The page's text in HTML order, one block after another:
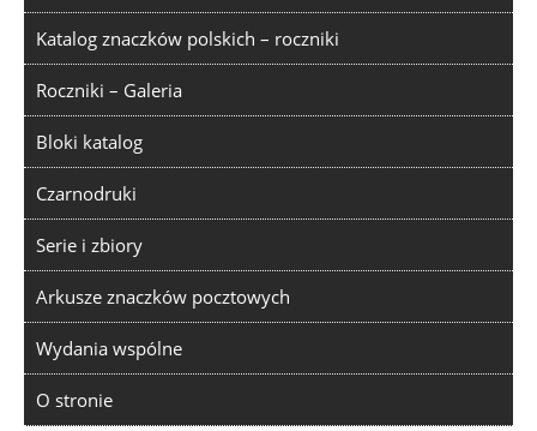
Katalog znaczków polskich – roczniki
Roczniki – Galeria
Bloki katalog
Czarnodruki
Serie i zbiory
Arkusze znaczków pocztowych
Wydania wspólne
O stronie